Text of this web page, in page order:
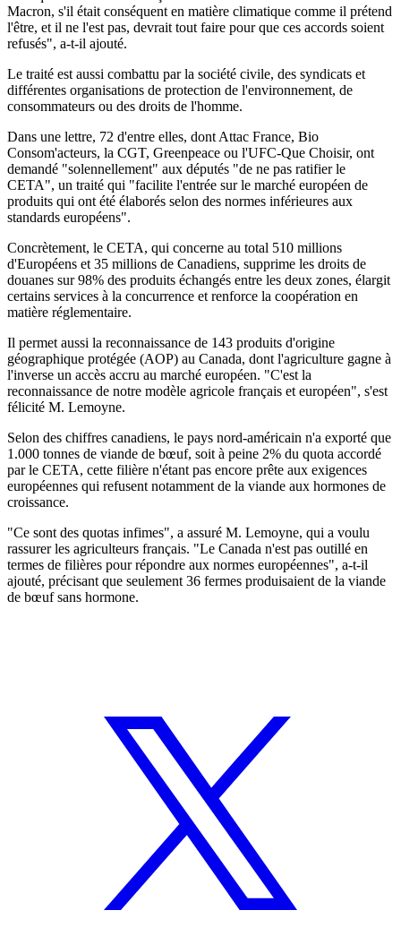
Macron, s'il était conséquent en matière climatique comme il prétend
l'être, et il ne l'est pas, devrait tout faire pour que ces accords soient
refusés", a-t-il ajouté.
Le traité est aussi combattu par la société civile, des syndicats et
différentes organisations de protection de l'environnement, de
consommateurs ou des droits de l'homme.
Dans une lettre, 72 d'entre elles, dont Attac France, Bio
Consom'acteurs, la CGT, Greenpeace ou l'UFC-Que Choisir, ont
demandé "solennellement" aux députés "de ne pas ratifier le
CETA", un traité qui "facilite l'entrée sur le marché européen de
produits qui ont été élaborés selon des normes inférieures aux
standards européens".
Concrètement, le CETA, qui concerne au total 510 millions
d'Européens et 35 millions de Canadiens, supprime les droits de
douanes sur 98% des produits échangés entre les deux zones, élargit
certains services à la concurrence et renforce la coopération en
matière réglementaire.
Il permet aussi la reconnaissance de 143 produits d'origine
géographique protégée (AOP) au Canada, dont l'agriculture gagne à
l'inverse un accès accru au marché européen. "C'est la
reconnaissance de notre modèle agricole français et européen", s'est
félicité M. Lemoyne.
Selon des chiffres canadiens, le pays nord-américain n'a exporté que
1.000 tonnes de viande de bœuf, soit à peine 2% du quota accordé
par le CETA, cette filière n'étant pas encore prête aux exigences
européennes qui refusent notamment de la viande aux hormones de
croissance.
"Ce sont des quotas infimes", a assuré M. Lemoyne, qui a voulu
rassurer les agriculteurs français. "Le Canada n'est pas outillé en
termes de filières pour répondre aux normes européennes", a-t-il
ajouté, précisant que seulement 36 fermes produisaient de la viande
de bœuf sans hormone.